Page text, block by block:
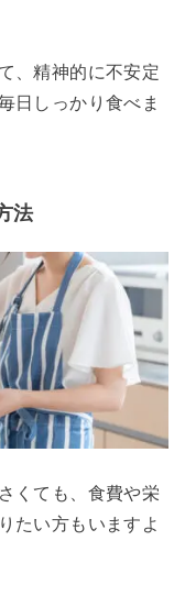
、精神的に不安定
日しっかり食べま
法
くても、食費や栄
たい方もいますよ